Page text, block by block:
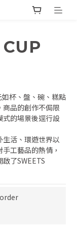
如杯、盤、碗、糕點
品的創作不侷限
式的場景後逕行設
活、環遊世界以
工藝品的熱情，
了SWEETS